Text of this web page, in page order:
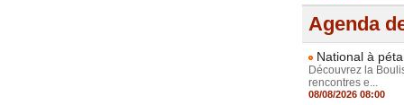
Agenda
National à
Découvrez la
rencontres e...
08/08/2026 08:00